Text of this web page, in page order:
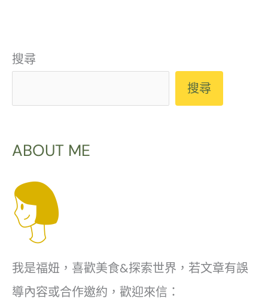
搜尋
搜尋
ABOUT ME
我是福妞，喜歡美食&探索世界，若文章有誤
導內容或合作邀約，歡迎來信：